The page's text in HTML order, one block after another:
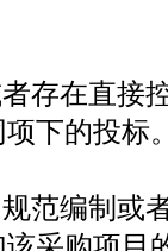
在直接
下的投标
编制或